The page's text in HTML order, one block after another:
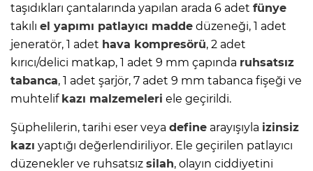
taşıdıkları çantalarında yapılan arada 6 adet fünye
takılı el yapımı patlayıcı madde düzeneği, 1 adet
jeneratör, 1 adet hava kompresörü, 2 adet
kırıcı/delici matkap, 1 adet 9 mm çapında ruhsatsız
tabanca, 1 adet şarjör, 7 adet 9 mm tabanca fişeği ve
muhtelif kazı malzemeleri ele geçirildi.
Şüphelilerin, tarihi eser veya define arayışıyla izinsiz
kazı yaptığı değerlendiriliyor. Ele geçirilen patlayıcı
düzenekler ve ruhsatsız silah, olayın ciddiyetini